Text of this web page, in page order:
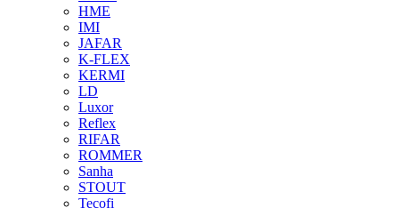
HME
IMI
JAFAR
K-FLEX
KERMI
LD
Luxor
Reflex
RIFAR
ROMMER
Sanha
STOUT
Tecofi